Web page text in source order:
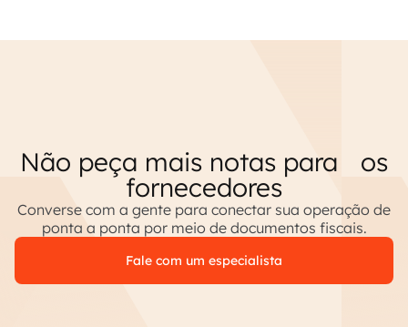
Não peça mais notas para os
fornecedores
Converse com a gente para conectar sua operação de
ponta a ponta por meio de documentos fiscais.
Fale com um especialista